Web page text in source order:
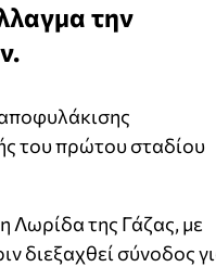
την
του πρώτου σταδίου
Λωρίδα της Γάζας, με
διεξαχθεί σύνοδος